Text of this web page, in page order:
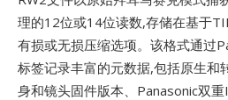
理的12位或14位读数,存储在基于
有损或无损压缩选项。该格式通过
标签记录丰富的元数据,包括原生和
身和镜头固件版本、Panasonic双